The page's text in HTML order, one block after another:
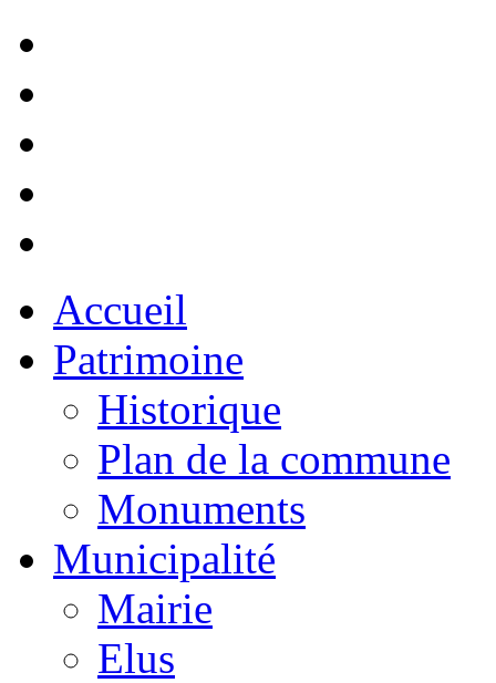
Accueil
Patrimoine
Historique
Plan de la commune
Monuments
Municipalité
Mairie
Elus